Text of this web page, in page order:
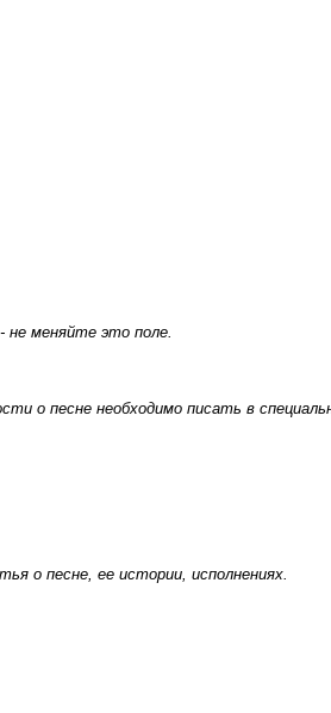
не меняйте это поле.
о песне необходимо писать в
о песне, ее истории, исполнениях.